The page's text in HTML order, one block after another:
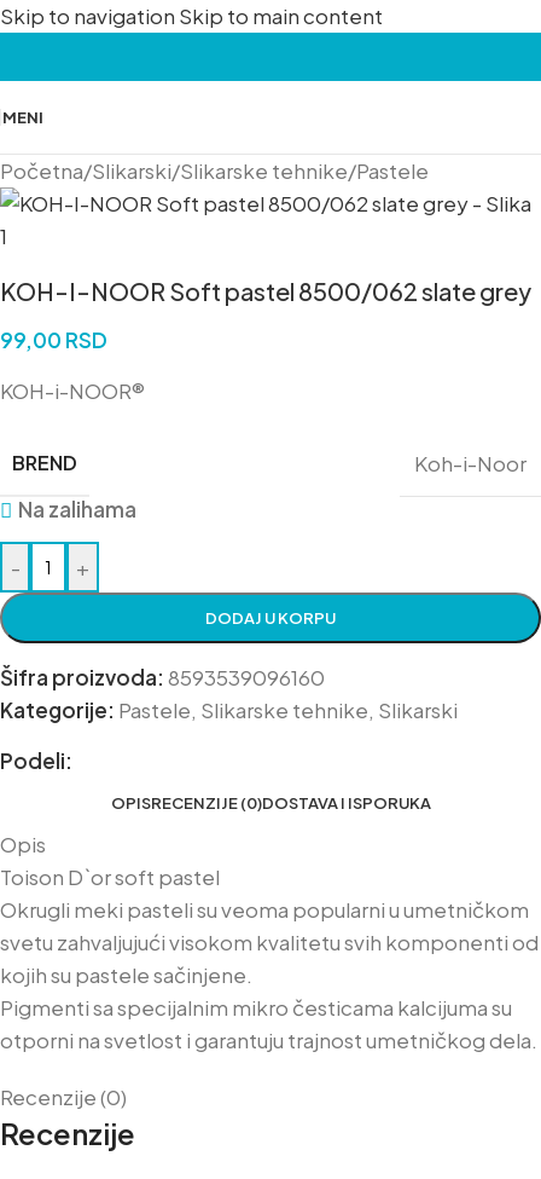
Skip to navigation Skip to main content
MENI
Početna/Slikarski/Slikarske tehnike/Pastele
KOH-I-NOOR Soft pastel 8500/062 slate grey
99,00 RSD
KOH-i-NOOR®
BREND
Koh-i-Noor
Na zalihama
- +
DODAJ U KORPU
Šifra proizvoda: 8593539096160
Kategorije: Pastele, Slikarske tehnike, Slikarski
Podeli:
OPISRECENZIJE (0)DOSTAVA I ISPORUKA
Opis
Toison D`or soft pastel
Okrugli meki pasteli su veoma popularni u umetničkom
svetu zahvaljujući visokom kvalitetu svih komponenti od
kojih su pastele sačinjene.
Pigmenti sa specijalnim mikro česticama kalcijuma su
otporni na svetlost i garantuju trajnost umetničkog dela.
Recenzije (0)
Recenzije